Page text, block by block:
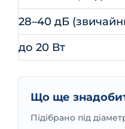
28–40 дБ
до 20 Вт
Що ще
Підібрано під